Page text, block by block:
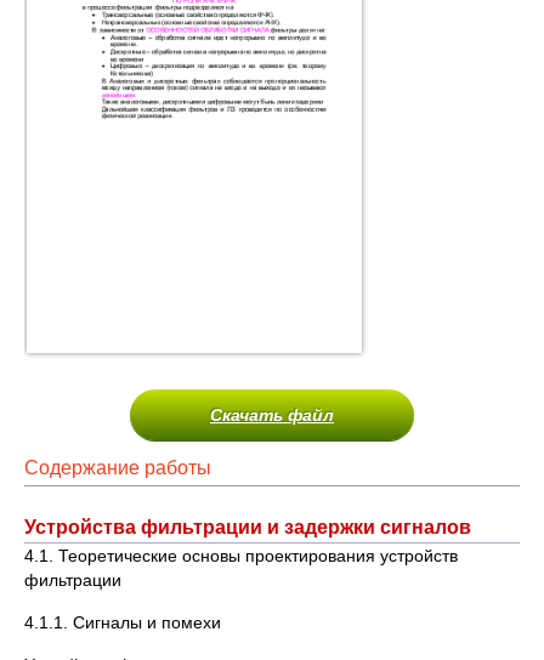
Скачать файл
Содержание работы
Устройства фильтрации и задержки сигналов
4.1. Теоретические основы проектирования устройств
фильтрации
4.1.1. Сигналы и помехи